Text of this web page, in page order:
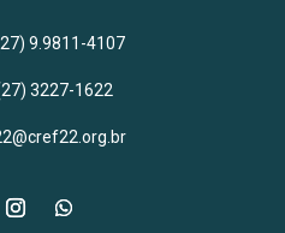
9.9811-4107
3227-1622